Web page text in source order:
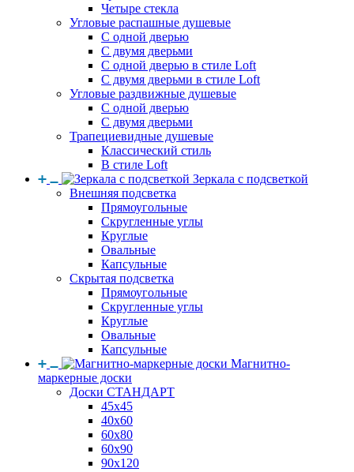
Четыре стекла
Угловые распашные душевые
С одной дверью
С двумя дверьми
С одной дверью в стиле Loft
С двумя дверьми в стиле Loft
Угловые раздвижные душевые
С одной дверью
С двумя дверьми
Трапециевидные душевые
Классический стиль
В стиле Loft
Зеркала с подсветкой
Внешняя подсветка
Прямоугольные
Скругленные углы
Круглые
Овальные
Капсульные
Скрытая подсветка
Прямоугольные
Скругленные углы
Круглые
Овальные
Капсульные
Магнитно-
маркерные доски
Доски СТАНДАРТ
45x45
40x60
60x80
60x90
90x120